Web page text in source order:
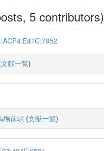
5 contributors)
文献一覧)
場前駅 (文献一覧)